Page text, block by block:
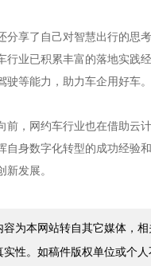
分享了自己对智慧出行的思
行业已积累丰富的落地实践
等能力，助力车企用好车。
前，网约车行业也在借助云
自身数字化转型的成功经验
发展。
容为本网站转自其它媒体，
性。如稿件版权单位或个